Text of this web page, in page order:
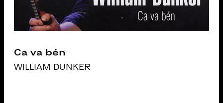
Ca va bén
WILLIAM DUNKER